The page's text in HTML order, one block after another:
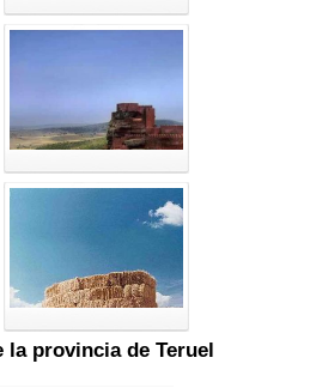
provincia de Teruel